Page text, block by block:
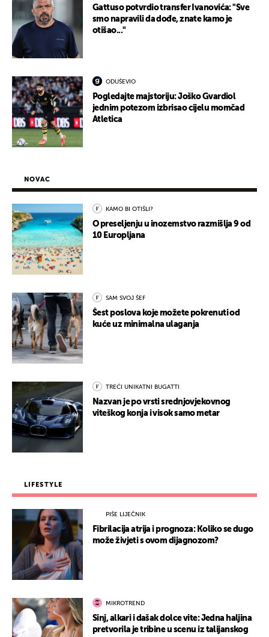
Gattuso potvrdio transfer Ivanovića: "Sve
smo napravili da dođe, znate kamo je
otišao..."
ODUŠEVIO
Pogledajte majstoriju: Joško Gvardiol
jednim potezom izbrisao cijelu momčad
Atletica
NOVAC
KAMO BI OTIŠLI?
O preseljenju u inozemstvo razmišlja 9 od
10 Europljana
SAM SVOJ ŠEF
Šest poslova koje možete pokrenuti od
kuće uz minimalna ulaganja
TREĆI UNIKATNI BUGATTI
Nazvan je po vrsti srednjovjekovnog
viteškog konja i visok samo metar
LIFESTYLE
PIŠE LIJEČNIK
Fibrilacija atrija i prognoza: Koliko se dugo
može živjeti s ovom dijagnozom?
MIKROTREND
Sinj, alkari i dašak dolce vite: Jedna haljina
pretvorila je tribine u scenu iz talijanskog